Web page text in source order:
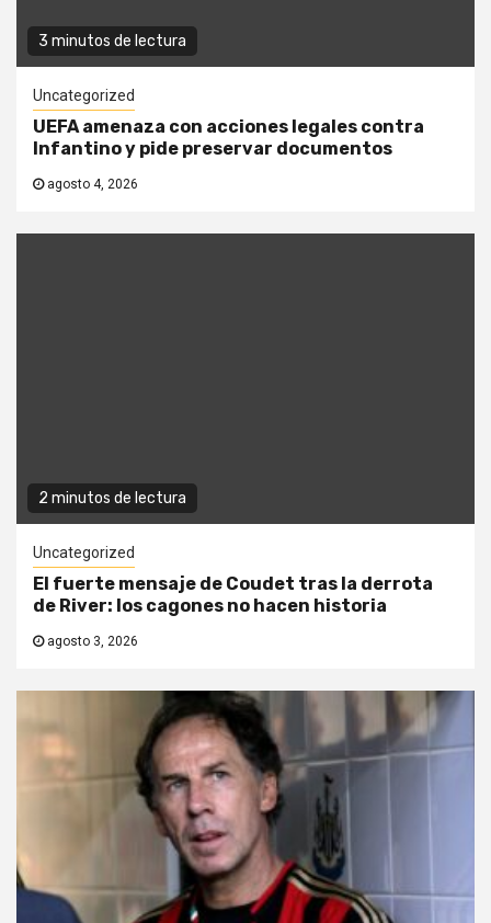
3 minutos de lectura
Uncategorized
UEFA amenaza con acciones legales contra
Infantino y pide preservar documentos
agosto 4, 2026
2 minutos de lectura
Uncategorized
El fuerte mensaje de Coudet tras la derrota
de River: los cagones no hacen historia
agosto 3, 2026